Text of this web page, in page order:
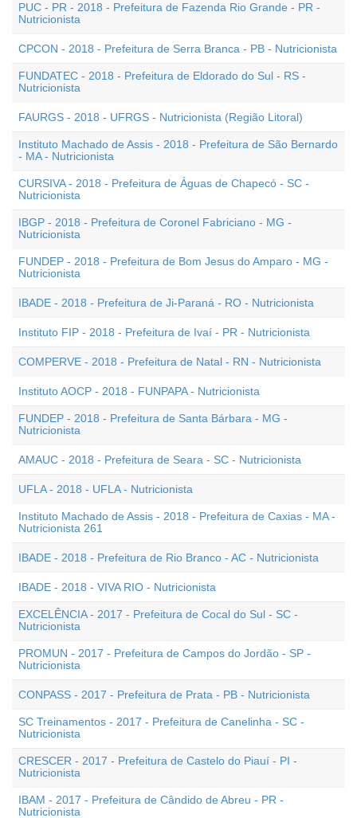
PUC - PR - 2018 - Prefeitura de Fazenda Rio Grande - PR -
Nutricionista
CPCON - 2018 - Prefeitura de Serra Branca - PB - Nutricionista
FUNDATEC - 2018 - Prefeitura de Eldorado do Sul - RS -
Nutricionista
FAURGS - 2018 - UFRGS - Nutricionista (Região Litoral)
Instituto Machado de Assis - 2018 - Prefeitura de São Bernardo
- MA - Nutricionista
CURSIVA - 2018 - Prefeitura de Águas de Chapecó - SC -
Nutricionista
IBGP - 2018 - Prefeitura de Coronel Fabriciano - MG -
Nutricionista
FUNDEP - 2018 - Prefeitura de Bom Jesus do Amparo - MG -
Nutricionista
IBADE - 2018 - Prefeitura de Ji-Paraná - RO - Nutricionista
Instituto FIP - 2018 - Prefeitura de Ivaí - PR - Nutricionista
COMPERVE - 2018 - Prefeitura de Natal - RN - Nutricionista
Instituto AOCP - 2018 - FUNPAPA - Nutricionista
FUNDEP - 2018 - Prefeitura de Santa Bárbara - MG -
Nutricionista
AMAUC - 2018 - Prefeitura de Seara - SC - Nutricionista
UFLA - 2018 - UFLA - Nutricionista
Instituto Machado de Assis - 2018 - Prefeitura de Caxias - MA -
Nutricionista 261
IBADE - 2018 - Prefeitura de Rio Branco - AC - Nutricionista
IBADE - 2018 - VIVA RIO - Nutricionista
EXCELÊNCIA - 2017 - Prefeitura de Cocal do Sul - SC -
Nutricionista
PROMUN - 2017 - Prefeitura de Campos do Jordão - SP -
Nutricionista
CONPASS - 2017 - Prefeitura de Prata - PB - Nutricionista
SC Treinamentos - 2017 - Prefeitura de Canelinha - SC -
Nutricionista
CRESCER - 2017 - Prefeitura de Castelo do Piauí - PI -
Nutricionista
IBAM - 2017 - Prefeitura de Cândido de Abreu - PR -
Nutricionista